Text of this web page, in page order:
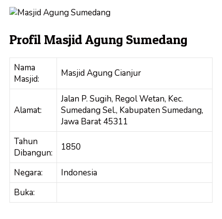
Profil Masjid Agung Sumedang
Nama
Masjid:
Masjid Agung Cianjur
Alamat:
Jalan P. Sugih, Regol Wetan, Kec.
Sumedang Sel., Kabupaten Sumedang,
Jawa Barat 45311
Tahun
Dibangun:
1850
Negara:
Indonesia
Buka: